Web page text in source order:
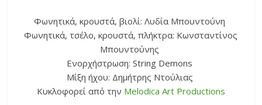
Φωνητικά, κρουστά, βιολί: Λυδία Μπουντούνη
Φωνητικά, τσέλο, κρουστά, πλήκτρα: Κωνσταντίνος
Μπουντούνης
Ενορχήστρωση: String Demons
Mίξη ήχου: Δημήτρης Ντούλιας
Κυκλοφορεί από την Melodica Art Productions